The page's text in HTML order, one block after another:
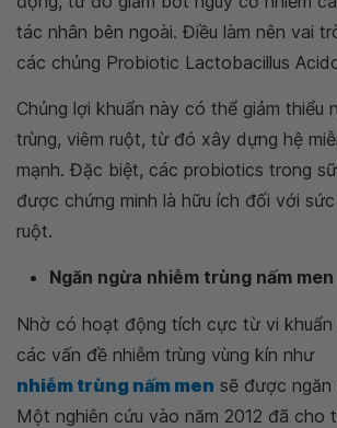
tác nhân bên ngoài. Điều làm nên vai
các chủng Probiotic Lactobacillus
Chủng lợi khuẩn này có thể giảm thiểu
trùng, viêm ruột, từ đó xây dựng hệ
mạnh. Đặc biệt, các probiotics trong
được chứng minh là hữu ích đối với
ruột.
Ngăn ngừa nhiễm trùng nấm
Nhờ có hoạt động tích cực từ vi khuẩn
các vấn đề nhiễm trùng vùng kín như
nhiễm trùng nấm men sẽ được
Một nghiên cứu vào năm 2012 đã cho